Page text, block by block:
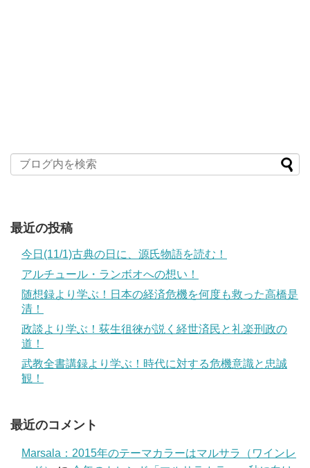
最近の投稿
今日(11/1)古典の日に、源氏物語を読む！
アルチュール・ランボオへの想い！
随想録より学ぶ！日本の経済危機を何度も救った高橋是
清！
政談より学ぶ！荻生徂徠が説く経世済民と礼楽刑政の
道！
武教全書講録より学ぶ！時代に対する危機意識と忠誠
観！
最近のコメント
Marsala：2015年のテーマカラーはマルサラ（ワインレ